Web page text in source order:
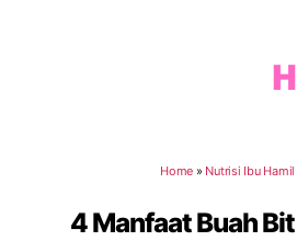
Home » Nutrisi Ibu Hamil
4 Manfaat Buah